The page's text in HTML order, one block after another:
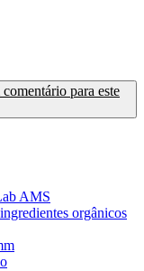
para este
AMS
orgânicos